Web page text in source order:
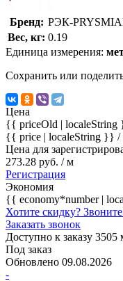
Бренд: РЭК-
Вес, кг: 0.19
Единица измерения:
Сохранить или
Цена
{{ priceOld | localeString
{{ price | localeString }} /
Цена для
273.28 руб. / м
Регистрация
Экономия
{{ economy*number |
Хотите скидку?
Заказать звонок
Доступно к заказу 3505
Под заказ
Обновлено 09.08.2026
-